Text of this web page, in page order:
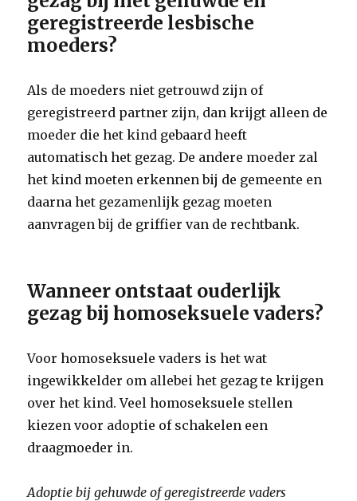
geregistreerde lesbische
moeders?
Als de moeders niet getrouwd zijn of
geregistreerd partner zijn, dan krijgt alleen de
moeder die het kind gebaard heeft
automatisch het gezag. De andere moeder zal
het kind moeten erkennen bij de gemeente en
daarna het gezamenlijk gezag moeten
aanvragen bij de griffier van de rechtbank.
Wanneer ontstaat ouderlijk
gezag bij homoseksuele vaders?
Voor homoseksuele vaders is het wat
ingewikkelder om allebei het gezag te krijgen
over het kind. Veel homoseksuele stellen
kiezen voor adoptie of schakelen een
draagmoeder in.
Adoptie bij gehuwde of geregistreerde vaders